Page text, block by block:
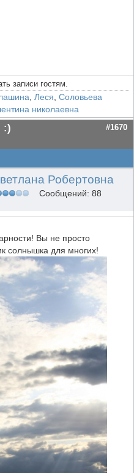
записи гостям.
Леся Соловьева
николаевна
:) #1670
Робертовна
Сообщений: 88
Вы не просто
солнышка для многих!